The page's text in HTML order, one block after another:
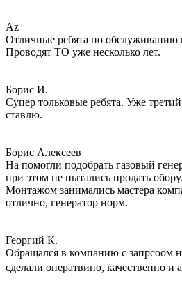
Az
Отличные ребята по обслуживанию
Проводят ТО уже несколько лет.
Борис И.
Супер тольковые ребята. Уже
ставлю.
Борис Алексеев
На помогли подобрать газовый
при этом не пытались продать
Монтажом занимались мастера
отлично, генератор норм.
Георгий К.
Обращался в компанию с запрсоом
сделали оператвино, качественно и